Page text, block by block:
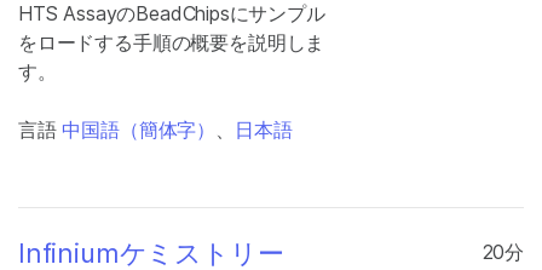
HTS AssayのBeadChipsにサンプル
をロードする手順の概要を説明しま
す。
言語 中国語（簡体字） 、 日本語
Infiniumケミストリー 20分